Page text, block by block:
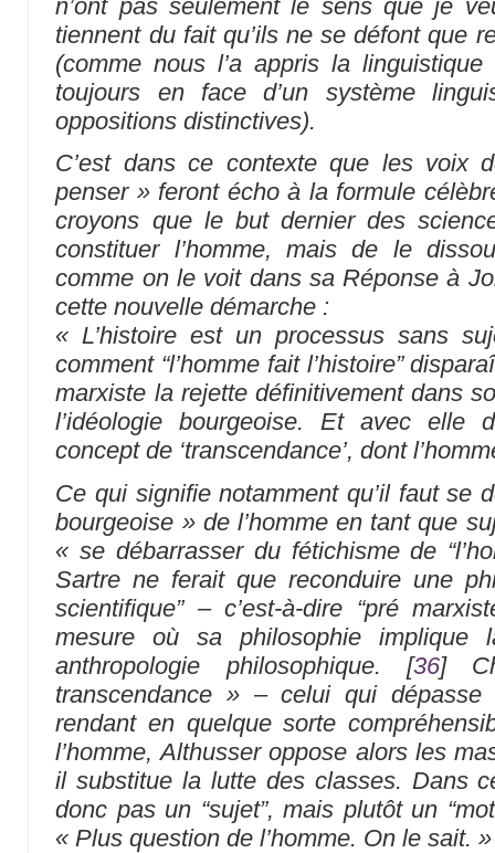
n’ont pas seulement le sens que je
tiennent du fait qu’ils ne se défont que
(comme nous l’a appris la
toujours en face d’un système
oppositions distinctives).
C’est dans ce contexte que les voix
penser » feront écho à la formule
croyons que le but dernier des
constituer l’homme, mais de le
comme on le voit dans saRéponse à
cette nouvelle démarche :
« L’histoire est un processus sans
comment “l’homme fait l’histoire”
marxiste la rejette définitivement dans
l’idéologie bourgeoise. Et avec elle
concept de ‘transcendance’, dont
Ce qui signifie notamment qu’il faut se
bourgeoise »de l’homme en tant que
« se débarrasser du fétichisme de
Sartre ne ferait que reconduire une
scientifique” – c’est-à-dire “pré
mesure où sa philosophie
anthropologie philosophique. [36]
transcendance » – celui qui dépasse
rendant en quelque sorte
l’homme, Althusser oppose alors les
il substitue la lutte des classes. Dans
donc pas un “sujet”, mais plutôt un
« Plus question de l’homme. On le sait. »